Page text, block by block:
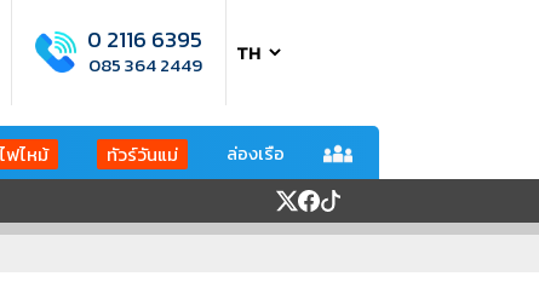
0 2116 6395
085 364 2449
ฟไหม้ ทัวร์วันแม่ ล่องเรือ